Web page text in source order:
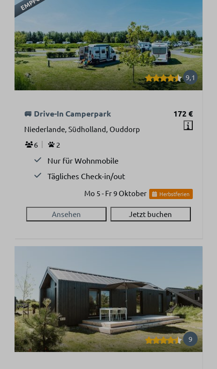
9,1
172 €
🚐 Drive-In Camperpark
Niederlande, Südholland, Ouddorp
6
2
Nur für Wohnmobile
Tägliches Check-in/out
Mo 5 - Fr 9 Oktober Herbstferien
Ansehen Jetzt buchen
9